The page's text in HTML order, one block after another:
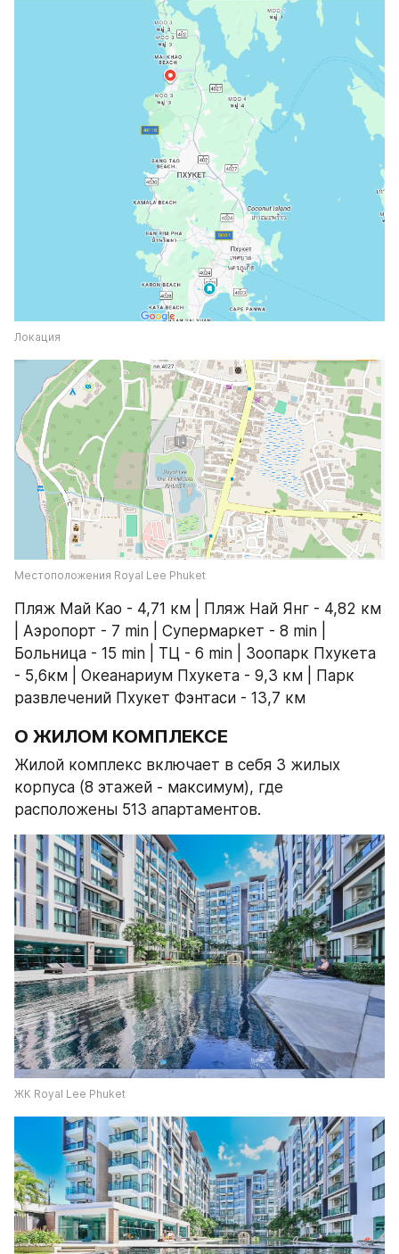
Локация
Местоположения Royal Lee Phuket
Пляж Май Као - 4,71 км | Пляж Най Янг - 4,82 км
| Аэропорт - 7 min | Супермаркет - 8 min |
Больница - 15 min | ТЦ - 6 min | Зоопарк Пхукета
- 5,6км | Океанариум Пхукета - 9,3 км | Парк
развлечений Пхукет Фэнтаси - 13,7 км
О ЖИЛОМ КОМПЛЕКСЕ
Жилой комплекс включает в себя 3 жилых
корпуса (8 этажей - максимум), где
расположены 513 апартаментов.
ЖК Royal Lee Phuket